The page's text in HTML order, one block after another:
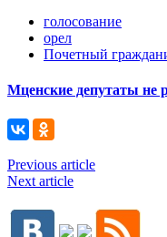
голосование
орел
Почетный
Мценские депутаты не
Previous article
Next article